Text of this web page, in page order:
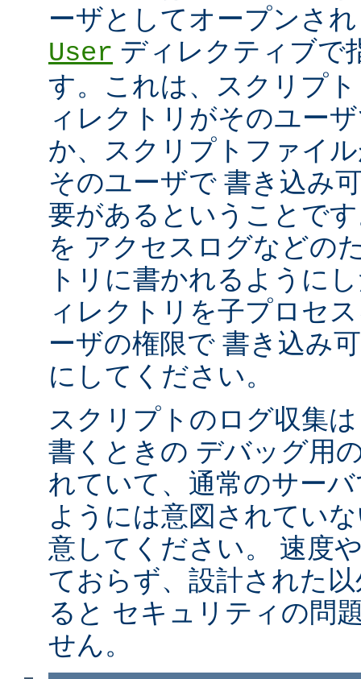
ーザとしてオープンさ
User ディレクティブで
す。これは、スクリプ
ィレクトリがそのユー
か、スクリプトファイ
そのユーザで 書き込み
要があるということで
を アクセスログなどの
トリに書かれるように
ィレクトリを子プロセ
ーザの権限で 書き込み
にしてください。
スクリプトのログ収集
書くときの デバッグ用
れていて、通常のサー
ようには意図されてい
意してください。 速度
ておらず、設計された
ると セキュリティの問
せん。